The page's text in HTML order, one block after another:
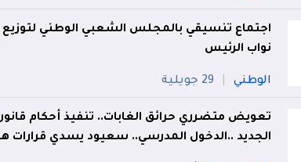
اجتماع تنسيقي بالمجلس الشعبي الوطني
نواب الرئيس
الوطني 29 جويلية
تعويض متضرري حرائق الغابات.. تنفيذ أحكام
الجديد ..الدخول المدرسي.. سعيود يسدي قرارات